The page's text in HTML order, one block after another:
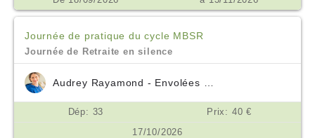
Journée de pratique du cycle MBSR
Journée de Retraite en silence
Dép: 33
Prix: 40 €
17/10/2026